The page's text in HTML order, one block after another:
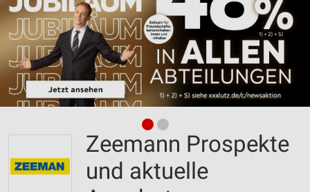
Zeemann Prospekte
und aktuelle